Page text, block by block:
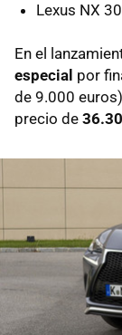
Lexus NX
En el
especial por
de 9.000
precio de